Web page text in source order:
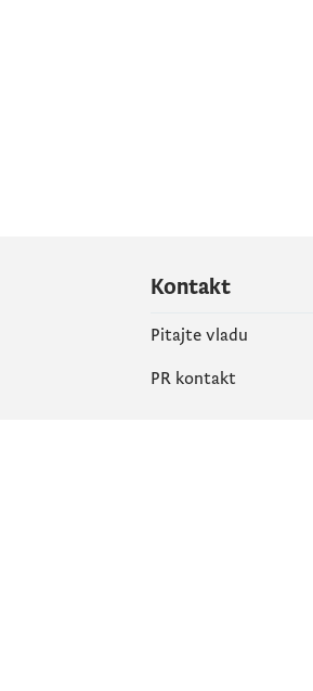
Kontakt
Pitajte vladu
PR kontakt